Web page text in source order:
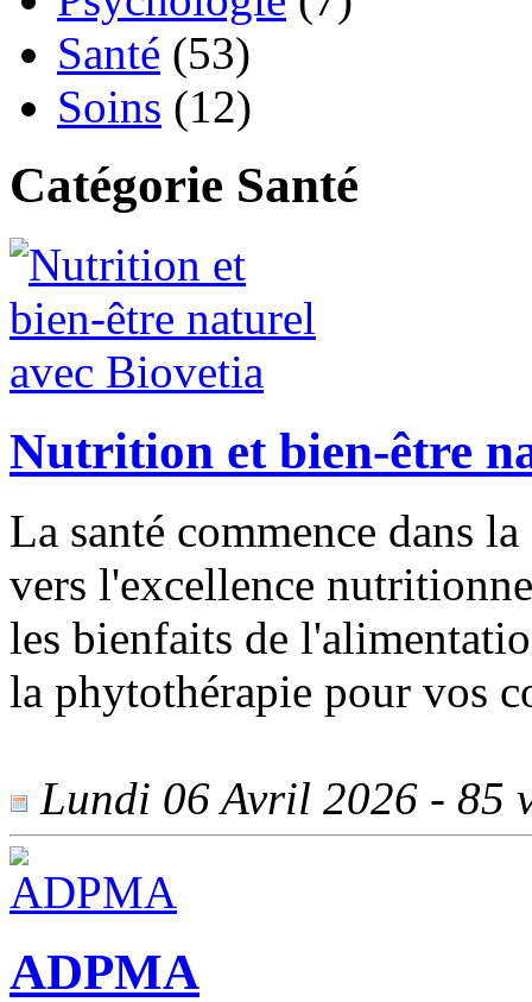
Santé (53)
Soins (12)
Catégorie Santé
Nutrition et bien-être
La santé commence dans
vers l'excellence
les bienfaits de
la phytothérapie pour vos
Lundi 06 Avril 2026 - 85
ADPMA